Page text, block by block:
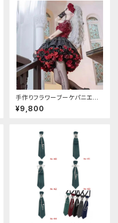
手作りフラワーブーケパニエ
（❁⃘5色展開❁⃘）
¥9,800